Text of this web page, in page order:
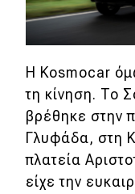
Συμβουλές
Χρηστικά
Συμβουλές
ΚΤΕΟ
Οδική βοήθεια
Η Kosmocar
τη κίνηση. To
βρέθηκε στην
Γλυφάδα, στη
πλατεία
είχε την